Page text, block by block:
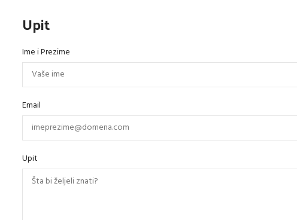
Upit
Ime i Prezime
Email
Upit